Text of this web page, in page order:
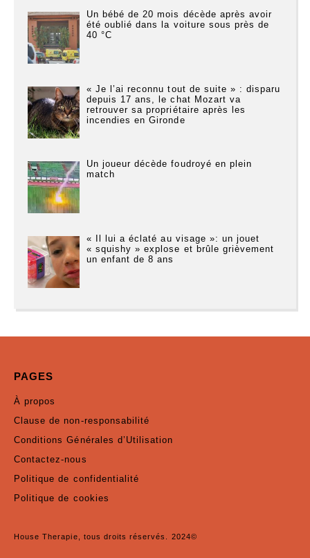
Un bébé de 20 mois décède après avoir
été oublié dans la voiture sous près de
40 °C
« Je l’ai reconnu tout de suite » : disparu
depuis 17 ans, le chat Mozart va
retrouver sa propriétaire après les
incendies en Gironde
Un joueur décède foudroyé en plein
match
« Il lui a éclaté au visage »: un jouet
« squishy » explose et brûle grièvement
un enfant de 8 ans
PAGES
À propos
Clause de non-responsabilité
Conditions Générales d’Utilisation
Contactez-nous
Politique de confidentialité
Politique de cookies
House Therapie, tous droits réservés. 2024©